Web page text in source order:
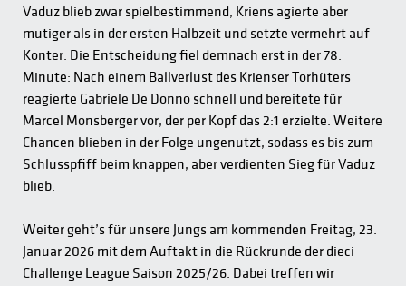
Vaduz blieb zwar spielbestimmend, Kriens agierte aber
mutiger als in der ersten Halbzeit und setzte vermehrt auf
Konter. Die Entscheidung fiel demnach erst in der 78.
Minute: Nach einem Ballverlust des Krienser Torhüters
reagierte Gabriele De Donno schnell und bereitete für
Marcel Monsberger vor, der per Kopf das 2:1 erzielte. Weitere
Chancen blieben in der Folge ungenutzt, sodass es bis zum
Schlusspfiff beim knappen, aber verdienten Sieg für Vaduz
blieb.
Weiter geht’s für unsere Jungs am kommenden Freitag, 23.
Januar 2026 mit dem Auftakt in die Rückrunde der dieci
Challenge League Saison 2025/26. Dabei treffen wir